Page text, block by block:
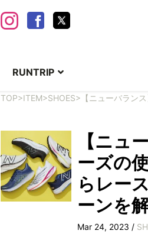
RUNTRIP
TOP>ITEM>SHOES> 【ニューバラン
【ニュ
ーズの
らレー
ーンを
Mar 24, 2023 /